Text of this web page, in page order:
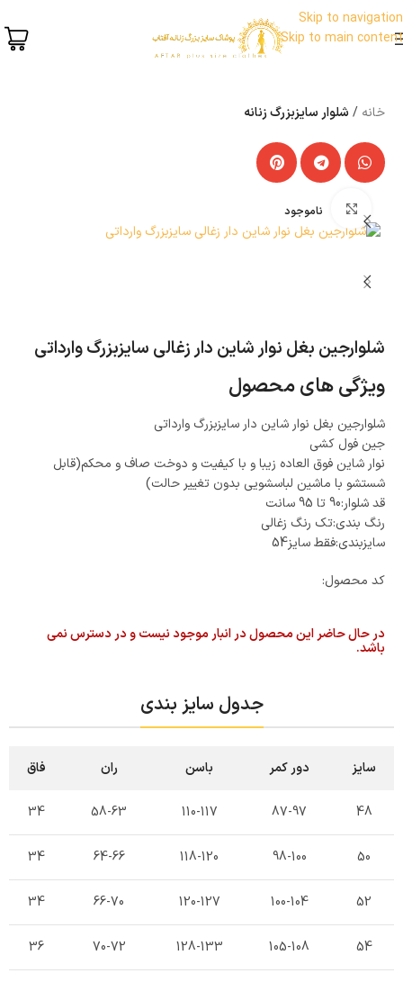
Skip to navigation
Skip to main content
خانه شلوار سایزبزرگ زنانه
ناموجود
بزرگنمایی تصویر
شلوارجین بغل نوار شاین دار زغالی سایزبزرگ وارداتی
ویژگی های محصول
شلوارجین بغل نوار شاین دار سایزبزرگ وارداتی
جین فول کشی
نوار شاین فوق العاده زیبا و با کیفیت و دوخت صاف و محکم(قابل
شستشو با ماشین لباسشویی بدون تغییر حالت)
قد شلوار:90 تا 95 سانت
رنگ بندی:تک رنگ زغالی
سایزبندی:فقط سایز54
کد محصول:
در حال حاضر این محصول در انبار موجود نیست و در دسترس نمی
باشد.
جدول سایز بندی
سایز دور کمر باسن ران فاق
48
87-97
110-117
58-63
34
50
98-100
118-120
64-66
34
52
100-104
120-127
66-70
34
54
105-108
128-133
70-72
36